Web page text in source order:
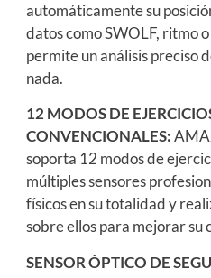
automáticamente su
datos como SWOLF, ritmo
permite un análisis preciso
nada.
12 MODOS DE
CONVENCIONALES:
soporta 12 modos de
múltiples sensores
físicos en su totalidad y
sobre ellos para mejorar su
SENSOR ÓPTICO DE